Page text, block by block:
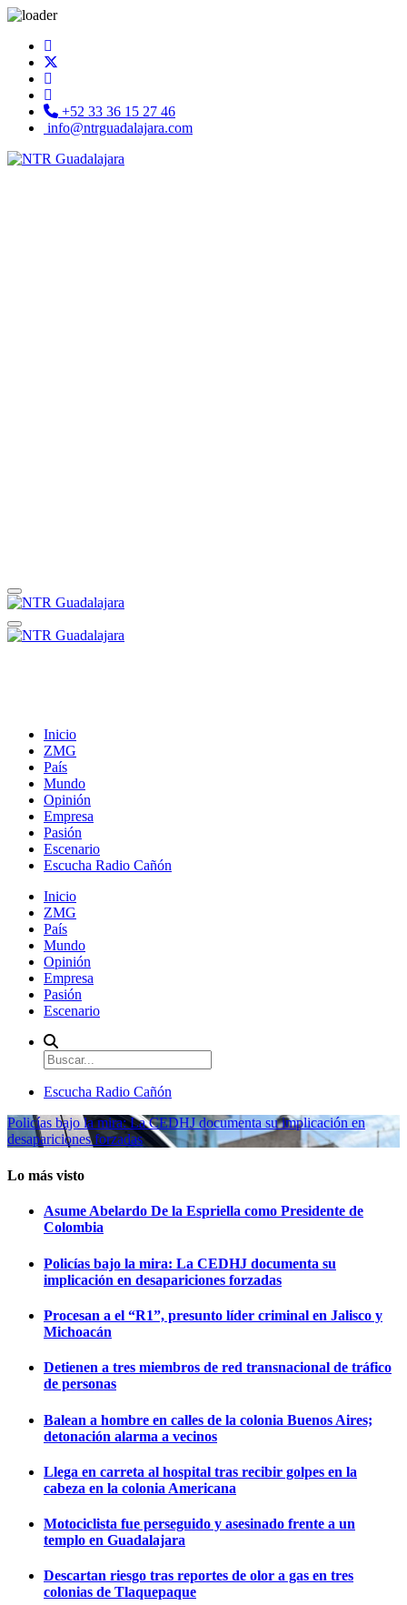
+52 33 36 15 27 46
info@ntrguadalajara.com
Inicio
ZMG
País
Mundo
Opinión
Empresa
Pasión
Escenario
Escucha Radio Cañón
Inicio
ZMG
País
Mundo
Opinión
Empresa
Pasión
Escenario
Escucha Radio Cañón
Policías bajo la mira: La CEDHJ documenta su implicación en
desapariciones forzadas
Lo más visto
Asume Abelardo De la Espriella como Presidente de
Colombia
Policías bajo la mira: La CEDHJ documenta su
implicación en desapariciones forzadas
Procesan a el “R1”, presunto líder criminal en Jalisco y
Michoacán
Detienen a tres miembros de red transnacional de tráfico
de personas
Balean a hombre en calles de la colonia Buenos Aires;
detonación alarma a vecinos
Llega en carreta al hospital tras recibir golpes en la
cabeza en la colonia Americana
Motociclista fue perseguido y asesinado frente a un
templo en Guadalajara
Descartan riesgo tras reportes de olor a gas en tres
colonias de Tlaquepaque